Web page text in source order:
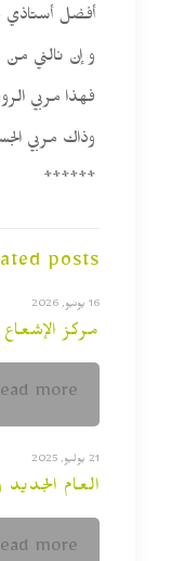
أفضل
و إن نالني من
فهذا مربي
وذاك مربي
******
posts
16 يونيو, 2026
مركز الإشعاع
more
21 يوليو, 2025
العام الجديد
more